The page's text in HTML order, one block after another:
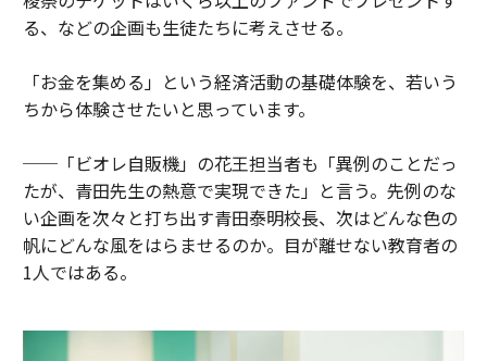
る、などの企画も生徒たちに考えさせる。
「お金を集める」という経済活動の基礎体験を、若いう
ちから体験させたいと思っています。
──「ビオレ自販機」の花王担当者も「異例のことだっ
たが、青田先生の熱意で実現できた」と言う。先例のな
い企画を次々と打ち出す青田泰明校長、次はどんな色の
帆にどんな風をはらませるのか。目が離せない教育者の
1人ではある。